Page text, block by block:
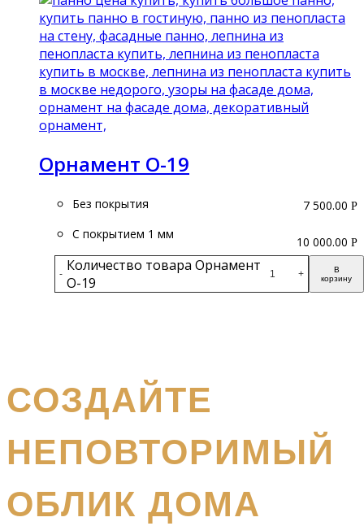
Орнамент О-19
Без покрытия
С покрытием 1 мм
- Количество товара Орнамент
О-19
+
В
корзину
7 500.00 Р
10 000.00 Р
СОЗДАЙТЕ
НЕПОВТОРИМЫЙ
ОБЛИК ДОМА